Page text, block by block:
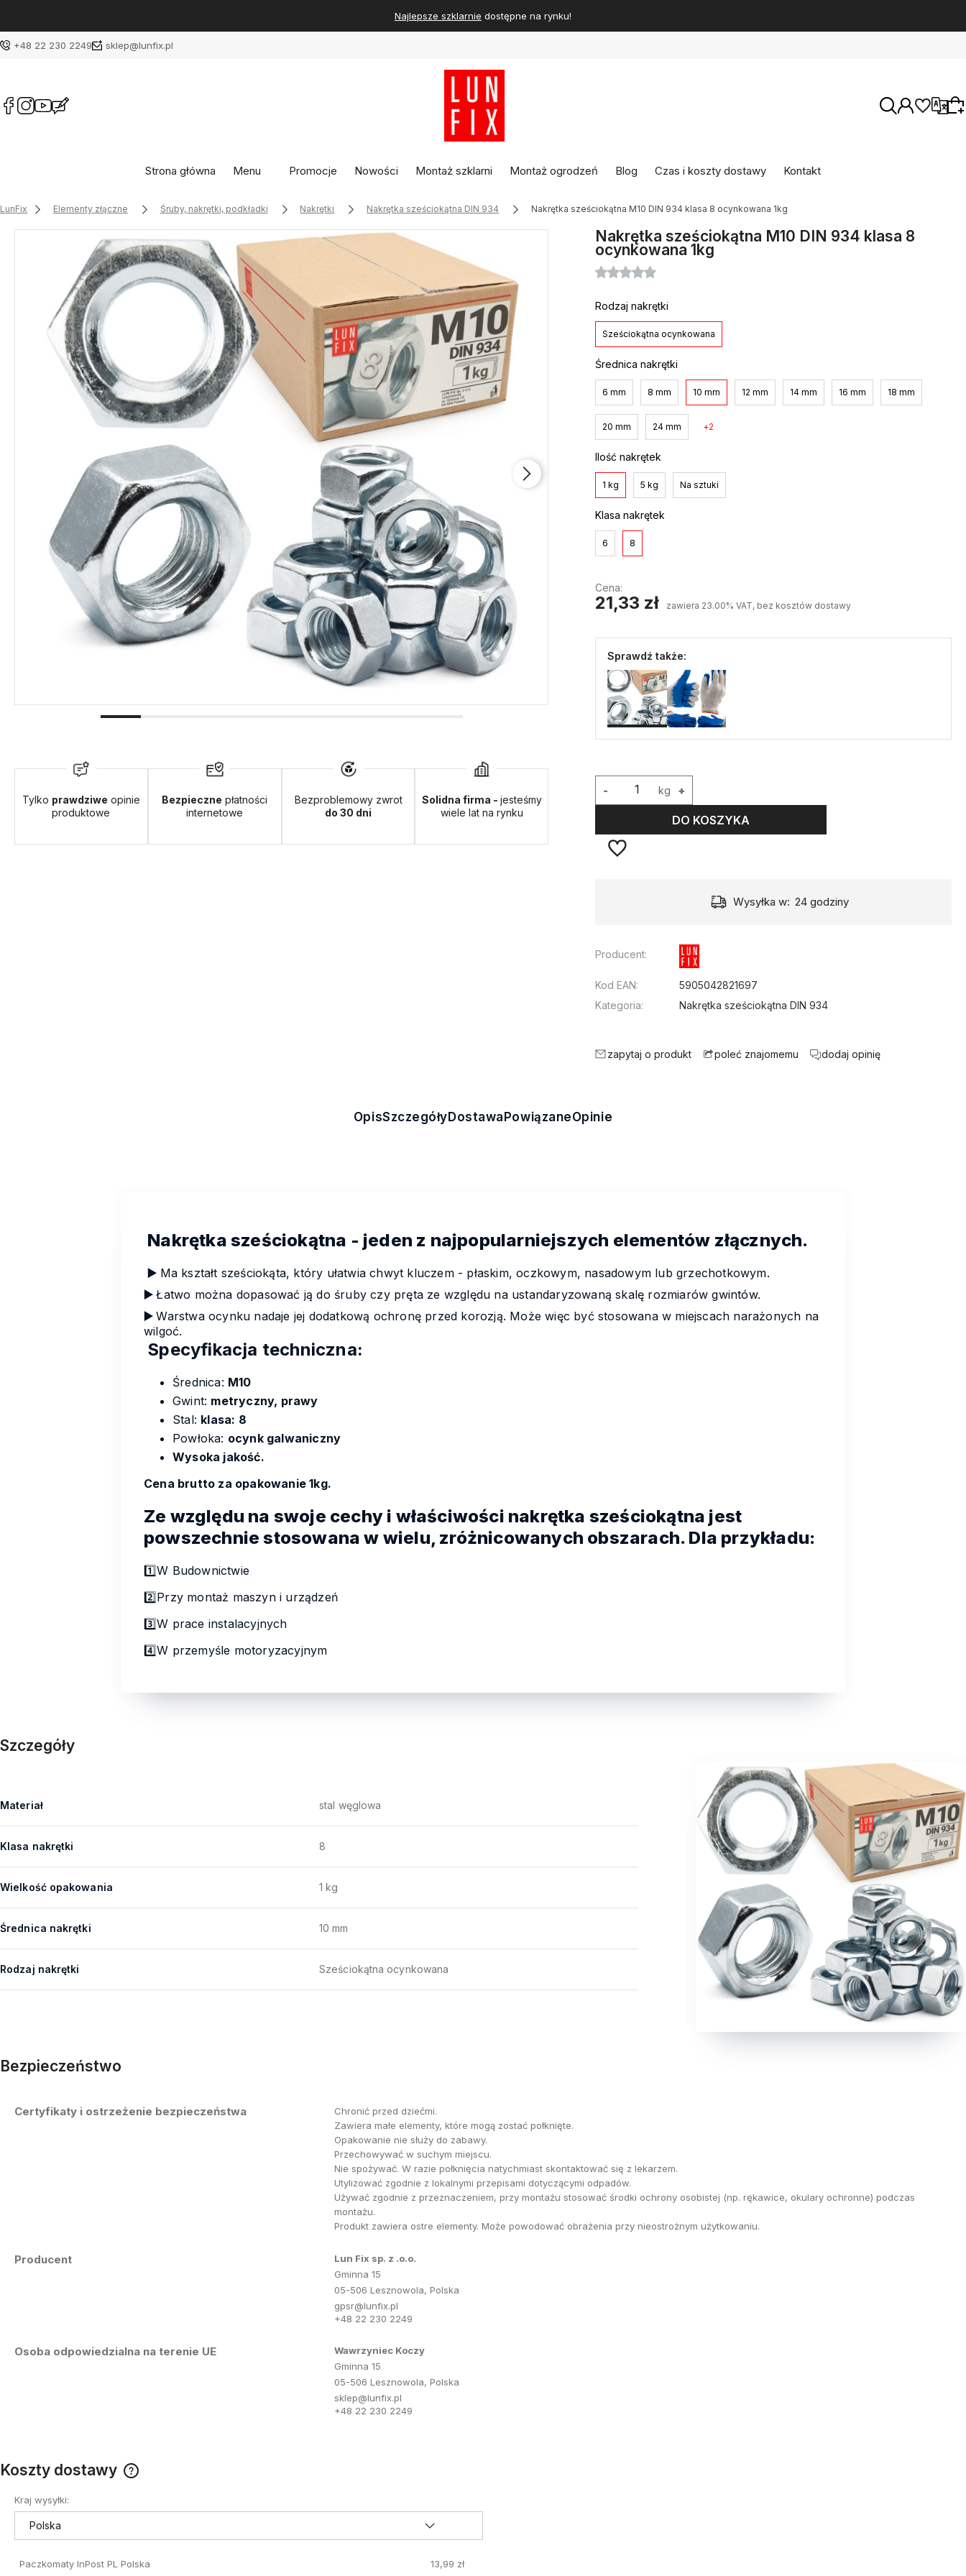
Najlepsze szklarnie dostępne na rynku!
+48 22 230 2249 sklep@lunfix.pl
Waluty
Wybierz coś dla siebie z naszej aktualnej
oferty lub zaloguj się, aby przywrócić dodane
produkty do listy z poprzedniej sesji.
Strona główna Menu Promocje Nowości Montaż szklarni Montaż ogrodzeń Blog Czas i koszty dostawy Kontakt
LunFix Elementy złączne Śruby, nakrętki, podkładki Nakrętki Nakrętka sześciokątna DIN 934 Nakrętka sześciokątna M10 DIN 934 klasa 8 ocynkowana 1kg
Tylko prawdziwe opinie
produktowe
Bezpieczne płatności
internetowe
Bezproblemowy zwrot
do 30 dni
Solidna firma - jesteśmy
wiele lat na rynku
Nakrętka sześciokątna M10 DIN 934 klasa 8
ocynkowana 1kg
Rodzaj nakrętki
Sześciokątna ocynkowana
Średnica nakrętki
6 mm 8 mm 10 mm 12 mm 14 mm 16 mm 18 mm
20 mm 24 mm 2
Ilość nakrętek
1 kg 5 kg Na sztuki
Klasa nakrętek
6 8
Cena:
21,33 zł zawiera 23.00% VAT, bez kosztów dostawy
Sprawdź także:
kg +
-
DO KOSZYKA
Wysyłka w: 24 godziny
Producent:
Kod EAN:
5905042821697
Kategoria:
Nakrętka sześciokątna DIN 934
zapytaj o produkt poleć znajomemu dodaj opinię
OpisSzczegółyDostawaPowiązaneOpinie
Nakrętka sześciokątna - jeden z najpopularniejszych elementów złącznych.
▶️ Ma kształt sześciokąta, który ułatwia chwyt kluczem - płaskim, oczkowym, nasadowym lub grzechotkowym.
▶️Łatwo można dopasować ją do śruby czy pręta ze względu na ustandaryzowaną skalę rozmiarów gwintów.
▶️Warstwa ocynku nadaje jej dodatkową ochronę przed korozją. Może więc być stosowana w miejscach narażonych na
wilgoć.
Specyfikacja techniczna:
Średnica: M10
Gwint: metryczny, prawy
Stal: klasa: 8
Powłoka: ocynk galwaniczny
Wysoka jakość.
Cena brutto za opakowanie 1kg.
Ze względu na swoje cechy i właściwości nakrętka sześciokątna jest
powszechnie stosowana w wielu, zróżnicowanych obszarach. Dla przykładu:
1️⃣W Budownictwie
2️⃣Przy montaż maszyn i urządzeń
3️⃣W prace instalacyjnych
4️⃣W przemyśle motoryzacyjnym
Szczegóły
Materiał stal węglowa
Klasa nakrętki 8
Wielkość opakowania 1 kg
Średnica nakrętki 10 mm
Rodzaj nakrętki Sześciokątna ocynkowana
Bezpieczeństwo
Certyfikaty i ostrzeżenie bezpieczeństwa
Chronić przed dziećmi.
Zawiera małe elementy, które mogą zostać połknięte.
Opakowanie nie służy do zabawy.
Przechowywać w suchym miejscu.
Nie spożywać. W razie połknięcia natychmiast skontaktować się z lekarzem.
Utylizować zgodnie z lokalnymi przepisami dotyczącymi odpadów.
Używać zgodnie z przeznaczeniem, przy montażu stosować środki ochrony osobistej (np. rękawice, okulary ochronne) podczas
montażu.
Produkt zawiera ostre elementy. Może powodować obrażenia przy nieostrożnym użytkowaniu.
Producent
Lun Fix sp. z .o.o.
Gminna 15
05-506 Lesznowola, Polska
gpsr@lunfix.pl
+48 22 230 2249
Osoba odpowiedzialna na terenie UE
Wawrzyniec Koczy
Gminna 15
05-506 Lesznowola, Polska
sklep@lunfix.pl
+48 22 230 2249
Koszty dostawy
Kraj wysyłki:
Paczkomaty InPost PL Polska 13,99 zł